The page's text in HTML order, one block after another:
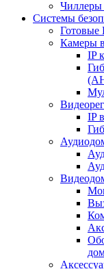
Системы
Готовые
Камеры
IP
IP